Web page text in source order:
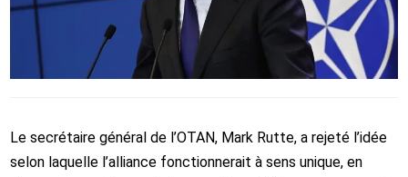
Le secrétaire général de l’OTAN, Mark Rutte, a rejeté l’idée
selon laquelle l’alliance fonctionnerait à sens unique, en